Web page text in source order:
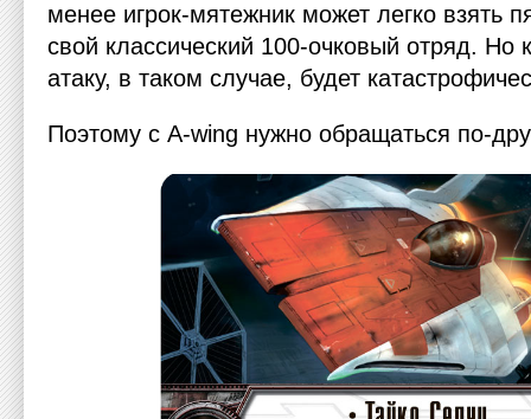
менее игрок-мятежник может легко взять
свой классический 100-очковый отряд. Но
атаку, в таком случае, будет
Поэтому с А-wing нужно обращаться по-